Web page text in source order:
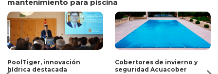
mantenimiento para piscina
PoolTiger, innovación
hídrica destacada
Cobertores de invierno y
seguridad Acuacober